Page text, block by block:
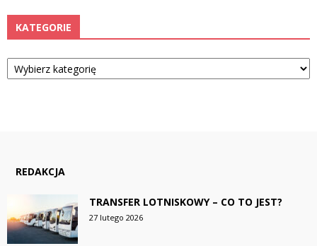
KATEGORIE
Kategorie
REDAKCJA
TRANSFER LOTNISKOWY – CO TO JEST?
27 lutego 2026